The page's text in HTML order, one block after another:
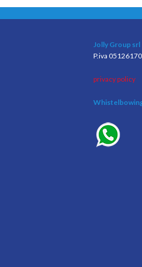
Jolly Group srl
P.iva
privacy policy